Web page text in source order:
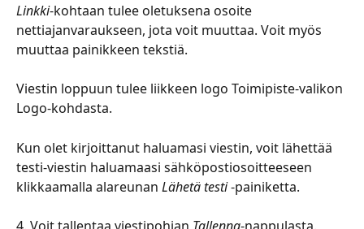
Linkki-kohtaan tulee oletuksena osoite
nettiajanvaraukseen, jota voit muuttaa. Voit myös
muuttaa painikkeen tekstiä.
Viestin loppuun tulee liikkeen logo Toimipiste-valikon
Logo-kohdasta.
Kun olet kirjoittanut haluamasi viestin, voit lähettää
testi-viestin haluamaasi sähköpostiosoitteeseen
klikkaamalla alareunan Lähetä testi -painiketta.